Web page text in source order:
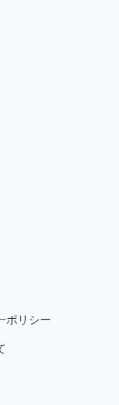
ポリシー